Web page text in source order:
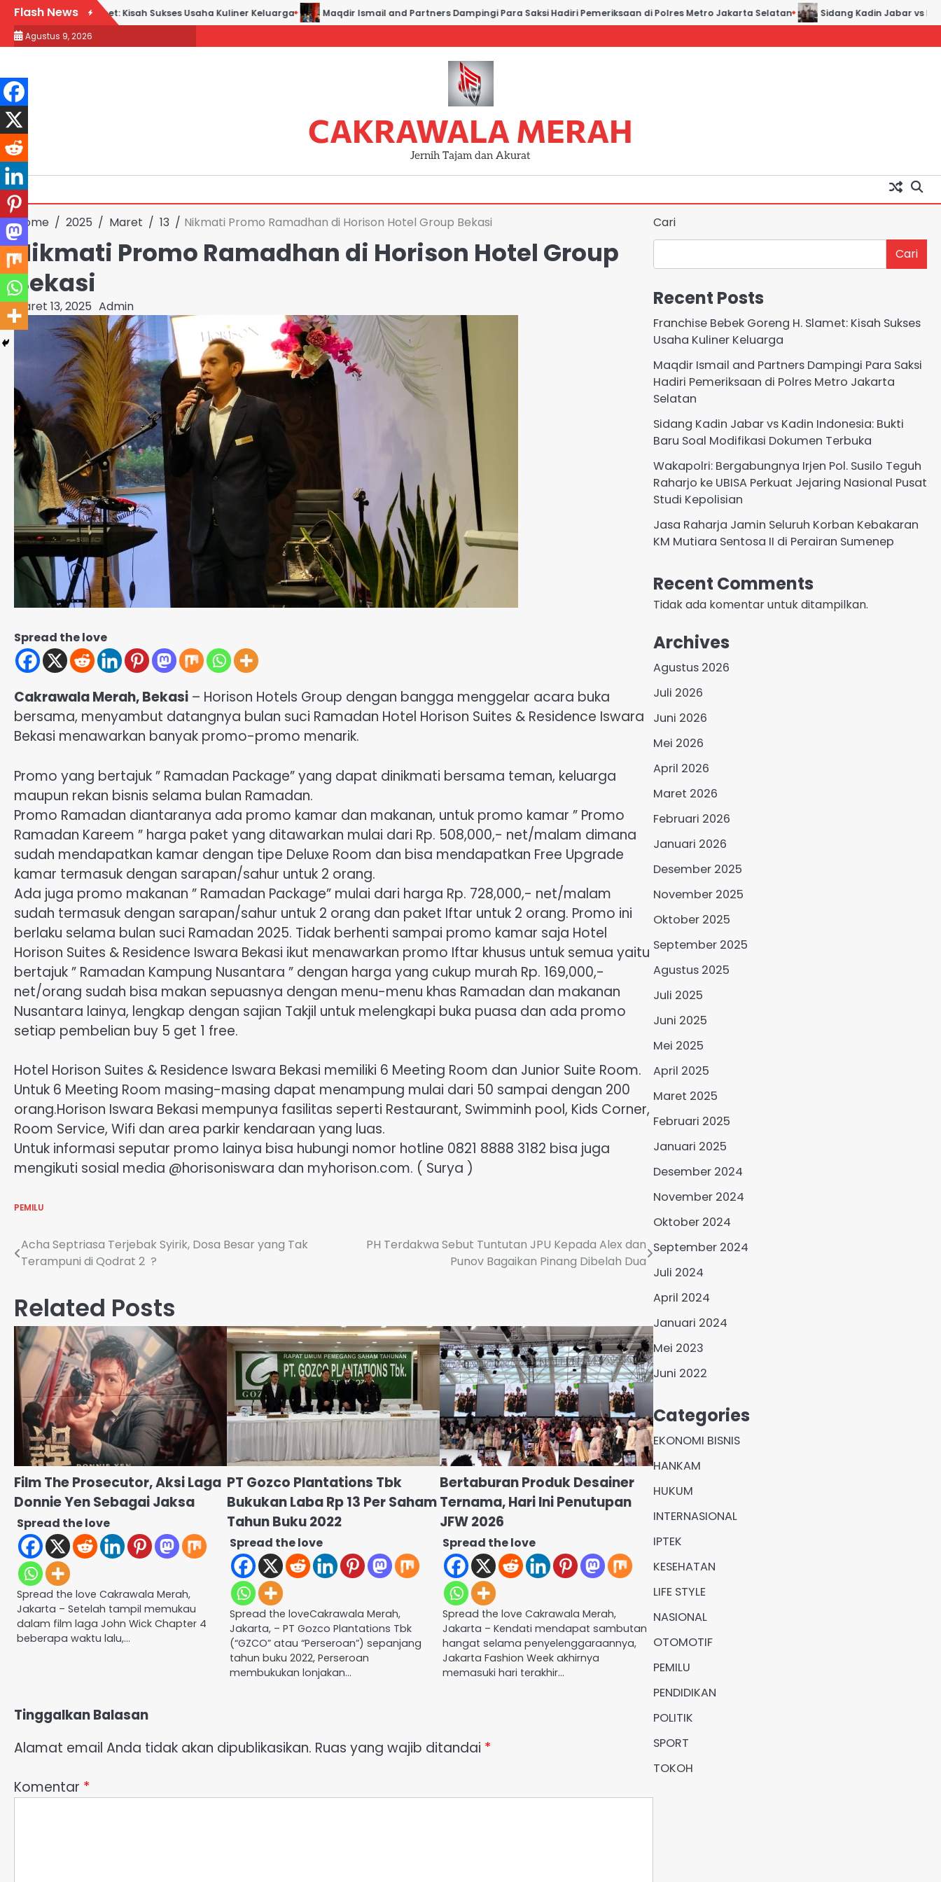
Skip
content
Flash News
Goreng H. Slamet: Kisah Sukses Usaha Kuliner Keluarga Maqdir Ismail and Partners Dampingi Para Saksi Hadiri Pemeriksaan di Polres Metro Jakarta Selatan Sidang Kadin Jabar vs
Agustus 9, 2026
CAKRAWALA MERAH
Jernih Tajam dan Akurat
Home 2025 Maret 13 Nikmati Promo Ramadhan di Horison Hotel Group Bekasi
Nikmati Promo Ramadhan di Horison Hotel Group
Bekasi
Maret 13, 2025 Admin
Spread the love
Cakrawala Merah, Bekasi – Horison Hotels Group dengan bangga menggelar acara buka
bersama, menyambut datangnya bulan suci Ramadan Hotel Horison Suites & Residence Iswara
Bekasi menawarkan banyak promo-promo menarik.
Promo yang bertajuk ” Ramadan Package” yang dapat dinikmati bersama teman, keluarga
maupun rekan bisnis selama bulan Ramadan.
Promo Ramadan diantaranya ada promo kamar dan makanan, untuk promo kamar ” Promo
Ramadan Kareem ” harga paket yang ditawarkan mulai dari Rp. 508,000,- net/malam dimana
sudah mendapatkan kamar dengan tipe Deluxe Room dan bisa mendapatkan Free Upgrade
kamar termasuk dengan sarapan/sahur untuk 2 orang.
Ada juga promo makanan ” Ramadan Package” mulai dari harga Rp. 728,000,- net/malam
sudah termasuk dengan sarapan/sahur untuk 2 orang dan paket Iftar untuk 2 orang. Promo ini
berlaku selama bulan suci Ramadan 2025. Tidak berhenti sampai promo kamar saja Hotel
Horison Suites & Residence Iswara Bekasi ikut menawarkan promo Iftar khusus untuk semua yaitu
bertajuk ” Ramadan Kampung Nusantara ” dengan harga yang cukup murah Rp. 169,000,-
net/orang sudah bisa makan sepuasnya dengan menu-menu khas Ramadan dan makanan
Nusantara lainya, lengkap dengan sajian Takjil untuk melengkapi buka puasa dan ada promo
setiap pembelian buy 5 get 1 free.
Hotel Horison Suites & Residence Iswara Bekasi memiliki 6 Meeting Room dan Junior Suite Room.
Untuk 6 Meeting Room masing-masing dapat menampung mulai dari 50 sampai dengan 200
orang.Horison Iswara Bekasi mempunya fasilitas seperti Restaurant, Swimminh pool, Kids Corner,
Room Service, Wifi dan area parkir kendaraan yang luas.
Untuk informasi seputar promo lainya bisa hubungi nomor hotline 0821 8888 3182 bisa juga
mengikuti sosial media @horisoniswara dan myhorison.com. ( Surya )
PEMILU
Navigasi
pos
Acha Septriasa Terjebak Syirik, Dosa Besar yang Tak
Terampuni di Qodrat 2 ?
PH Terdakwa Sebut Tuntutan JPU Kepada Alex dan
Punov Bagaikan Pinang Dibelah Dua
Related Posts
Film The Prosecutor, Aksi Laga
Donnie Yen Sebagai Jaksa
Spread the love
Spread the love Cakrawala Merah,
Jakarta – Setelah tampil memukau
dalam film laga John Wick Chapter 4
beberapa waktu lalu,…
PT Gozco Plantations Tbk
Bukukan Laba Rp 13 Per Saham
Tahun Buku 2022
Spread the love
Spread the loveCakrawala Merah,
Jakarta, – PT Gozco Plantations Tbk
(“GZCO” atau “Perseroan”) sepanjang
tahun buku 2022, Perseroan
membukukan lonjakan…
Bertaburan Produk Desainer
Ternama, Hari Ini Penutupan
JFW 2026
Spread the love
Spread the love Cakrawala Merah,
Jakarta – Kendati mendapat sambutan
hangat selama penyelenggaraannya,
Jakarta Fashion Week akhirnya
memasuki hari terakhir…
Tinggalkan Balasan
Alamat email Anda tidak akan dipublikasikan. Ruas yang wajib ditandai *
Komentar *
Cari
Cari
Recent Posts
Franchise Bebek Goreng H. Slamet: Kisah Sukses
Usaha Kuliner Keluarga
Maqdir Ismail and Partners Dampingi Para Saksi
Hadiri Pemeriksaan di Polres Metro Jakarta
Selatan
Sidang Kadin Jabar vs Kadin Indonesia: Bukti
Baru Soal Modifikasi Dokumen Terbuka
Wakapolri: Bergabungnya Irjen Pol. Susilo Teguh
Raharjo ke UBISA Perkuat Jejaring Nasional Pusat
Studi Kepolisian
Jasa Raharja Jamin Seluruh Korban Kebakaran
KM Mutiara Sentosa II di Perairan Sumenep
Recent Comments
Tidak ada komentar untuk ditampilkan.
Archives
Agustus 2026
Juli 2026
Juni 2026
Mei 2026
April 2026
Maret 2026
Februari 2026
Januari 2026
Desember 2025
November 2025
Oktober 2025
September 2025
Agustus 2025
Juli 2025
Juni 2025
Mei 2025
April 2025
Maret 2025
Februari 2025
Januari 2025
Desember 2024
November 2024
Oktober 2024
September 2024
Juli 2024
April 2024
Januari 2024
Mei 2023
Juni 2022
Categories
EKONOMI BISNIS
HANKAM
HUKUM
INTERNASIONAL
IPTEK
KESEHATAN
LIFE STYLE
NASIONAL
OTOMOTIF
PEMILU
PENDIDIKAN
POLITIK
SPORT
TOKOH